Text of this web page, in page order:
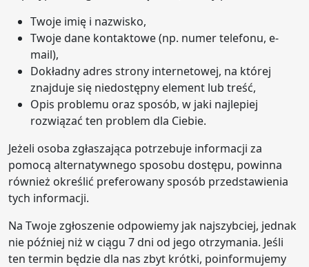
Twoje imię i nazwisko,
Twoje dane kontaktowe (np. numer telefonu, e-
mail),
Dokładny adres strony internetowej, na której
znajduje się niedostępny element lub treść,
Opis problemu oraz sposób, w jaki najlepiej
rozwiązać ten problem dla Ciebie.
Jeżeli osoba zgłaszająca potrzebuje informacji za
pomocą alternatywnego sposobu dostępu, powinna
również określić preferowany sposób przedstawienia
tych informacji.
Na Twoje zgłoszenie odpowiemy jak najszybciej, jednak
nie później niż w ciągu 7 dni od jego otrzymania. Jeśli
ten termin będzie dla nas zbyt krótki, poinformujemy